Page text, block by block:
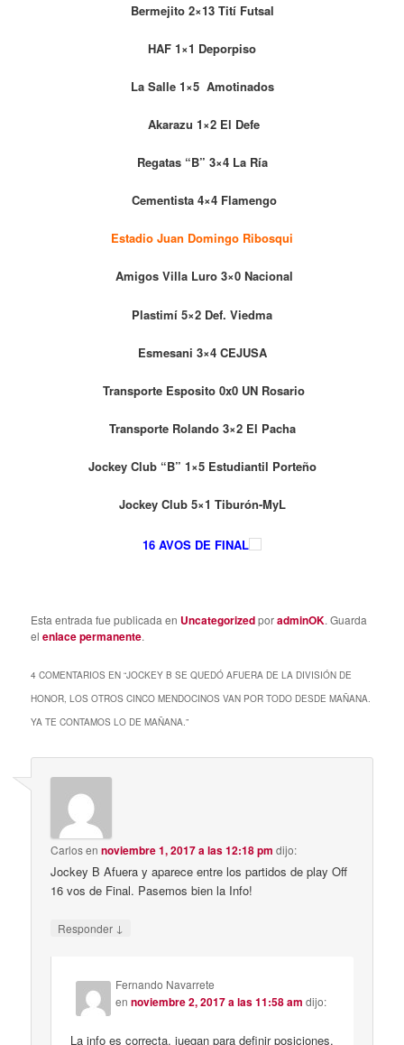
Bermejito 2×13 Tití Futsal
HAF 1×1 Deporpiso
La Salle 1×5 Amotinados
Akarazu 1×2 El Defe
Regatas “B” 3×4 La Ría
Cementista 4×4 Flamengo
Estadio Juan Domingo Ribosqui
Amigos Villa Luro 3×0 Nacional
Plastimí 5×2 Def. Viedma
Esmesani 3×4 CEJUSA
Transporte Esposito 0x0 UN Rosario
Transporte Rolando 3×2 El Pacha
Jockey Club “B” 1×5 Estudiantil Porteño
Jockey Club 5×1 Tiburón-MyL
16 AVOS DE FINAL
Esta entrada fue publicada en UncategorizedporadminOK. Guarda
elenlace permanente.
4 COMENTARIOS EN “JOCKEY B SE QUEDÓ AFUERA DE LA DIVISIÓN DE
HONOR, LOS OTROS CINCO MENDOCINOS VAN POR TODO DESDE MAÑANA.
YA TE CONTAMOS LO DE MAÑANA.”
Carlosennoviembre 1, 2017 a las 12:18 pm dijo:
Jockey B Afuera y aparece entre los partidos de play Off
16 vos de Final. Pasemos bien la Info!
Responder ↓
Fernando Navarrete
ennoviembre 2, 2017 a las 11:58 am dijo:
La info es correcta. juegan para definir posiciones,